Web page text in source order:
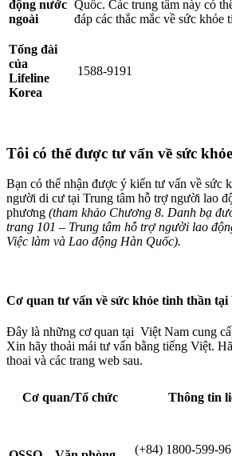
động nước
ngoài
Quốc. Các trung tâm này có
đáp các thắc mắc về sức khỏe
Tổng đài
của
Lifeline
Korea
1588-9191
Tôi có thể được tư vấn về sức
Bạn có thể nhận được ý kiến tư vấn về sức
người di cư tại Trung tâm hỗ trợ người lao
phương (tham khảo Chương 8. Danh bạ
trang 101 – Trung tâm hỗ trợ người lao
Việc làm và Lao động Hàn Quốc).
Cơ quan tư vấn về sức khỏe tinh thần tại
Đây là những cơ quan tại Việt Nam cung
Xin hãy thoải mái tư vấn bằng tiếng Việt.
thoai và các trang web sau.
Cơ quan/Tổ chức Thông tin
(+84) 1800-599-